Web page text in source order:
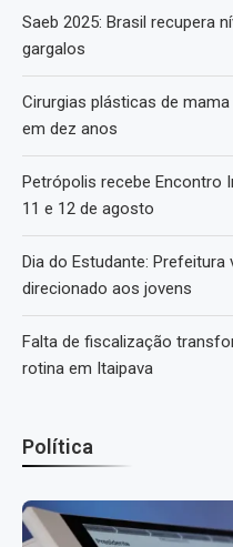
Saeb 2025: Brasil recupera
gargalos
Cirurgias plásticas de
em dez anos
Petrópolis recebe Encontro
11 e 12 de agosto
Dia do Estudante:
direcionado aos jovens
Falta de fiscalização
rotina em Itaipava
Política